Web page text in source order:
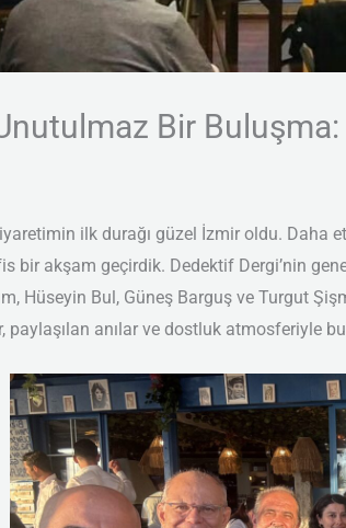
Bir
ilk durağı güzel İzmir oldu. Daha
bir akşam geçirdik. Dedektif Dergi’nin
Hüseyin Bul, Güneş Barguş ve Turgut
paylaşılan anılar ve dostluk atmosferiyle